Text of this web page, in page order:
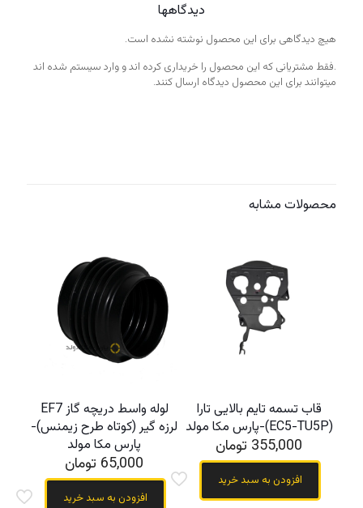
دیدگاهها
هیچ دیدگاهی برای این محصول نوشته نشده است.
.فقط مشتریانی که این محصول را خریداری کرده اند و وارد سیستم شده اند
میتوانند برای این محصول دیدگاه ارسال کنند.
محصولات مشابه
قاب تسمه تایم بالایی تارا
(EC5-TU5P)-پارس مکا مولد
355,000 تومان
افزودن به سبد خرید
لوله واسط دریچه گاز EF7
لرزه گیر (کوتاه طرح زیمنس)-
پارس مکا مولد
65,000 تومان
افزودن به سبد خرید